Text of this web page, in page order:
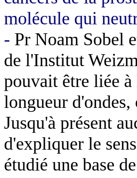
molécule qui
- Pr Noam Sobel
de l'Institut
pouvait être liée
longueur d'ondes,
Jusqu'à présent
d'expliquer le
étudié une base